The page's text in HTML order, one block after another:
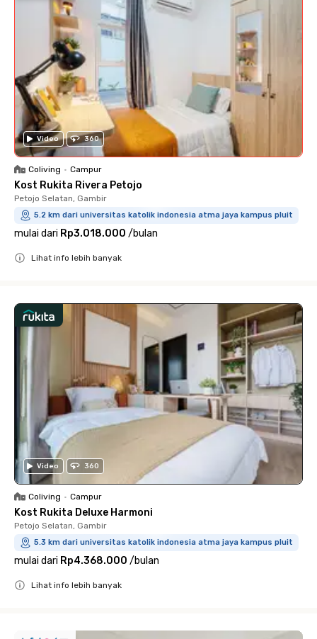
Video 360
Coliving • Campur
Kost Rukita Rivera Petojo
Petojo Selatan, Gambir
5.2 km dari universitas katolik indonesia atma jaya kampus pluit
mulai dari Rp3.018.000 /bulan
Lihat info lebih banyak
Video 360
Coliving • Campur
Kost Rukita Deluxe Harmoni
Petojo Selatan, Gambir
5.3 km dari universitas katolik indonesia atma jaya kampus pluit
mulai dari Rp4.368.000 /bulan
Lihat info lebih banyak